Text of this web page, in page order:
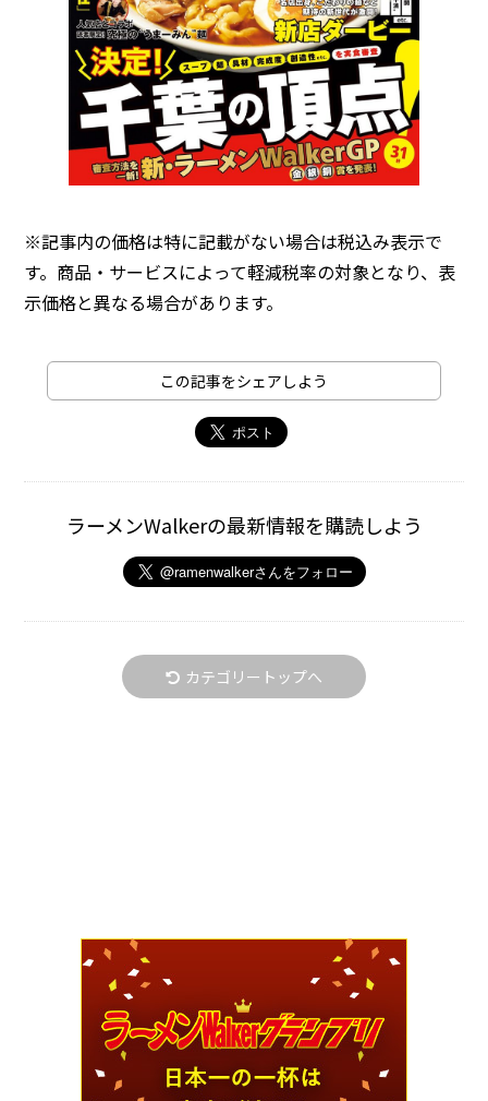
※記事内の価格は特に記載がない場合は税込み表示で
す。商品・サービスによって軽減税率の対象となり、表
示価格と異なる場合があります。
この記事をシェアしよう
ラーメンWalkerの最新情報を購読しよう
カテゴリートップへ